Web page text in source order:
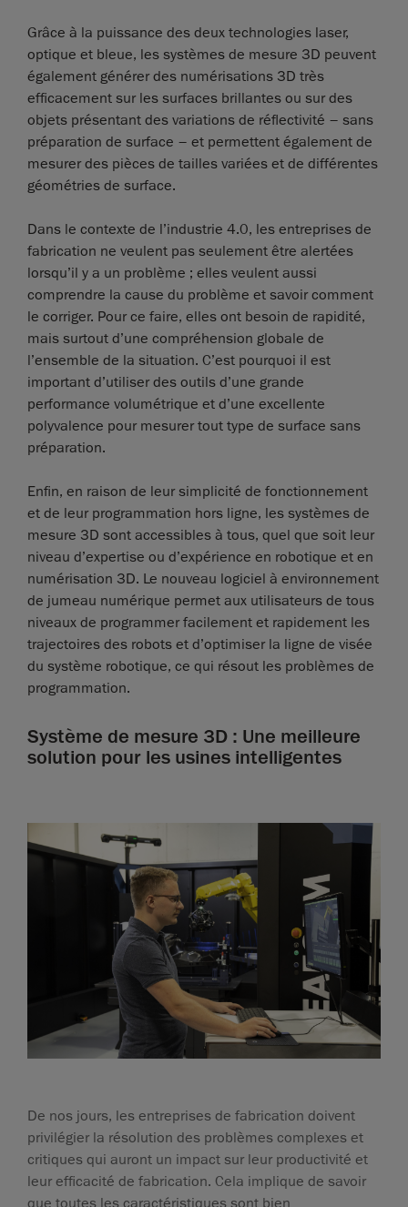
Grâce à la puissance des deux technologies laser,
optique et bleue, les systèmes de mesure 3D peuvent
également générer des numérisations 3D très
efficacement sur les surfaces brillantes ou sur des
objets présentant des variations de réflectivité – sans
préparation de surface – et permettent également de
mesurer des pièces de tailles variées et de différentes
géométries de surface.
Dans le contexte de l’industrie 4.0, les entreprises de
fabrication ne veulent pas seulement être alertées
lorsqu’il y a un problème ; elles veulent aussi
comprendre la cause du problème et savoir comment
le corriger. Pour ce faire, elles ont besoin de rapidité,
mais surtout d’une compréhension globale de
l’ensemble de la situation. C’est pourquoi il est
important d’utiliser des outils d’une grande
performance volumétrique et d’une excellente
polyvalence pour mesurer tout type de surface sans
préparation.
Enfin, en raison de leur simplicité de fonctionnement
et de leur programmation hors ligne, les systèmes de
mesure 3D sont accessibles à tous, quel que soit leur
niveau d’expertise ou d’expérience en robotique et en
numérisation 3D. Le nouveau logiciel à environnement
de jumeau numérique permet aux utilisateurs de tous
niveaux de programmer facilement et rapidement les
trajectoires des robots et d’optimiser la ligne de visée
du système robotique, ce qui résout les problèmes de
programmation.
Système de mesure 3D : Une meilleure
solution pour les usines intelligentes
De nos jours, les entreprises de fabrication doivent
privilégier la résolution des problèmes complexes et
critiques qui auront un impact sur leur productivité et
leur efficacité de fabrication. Cela implique de savoir